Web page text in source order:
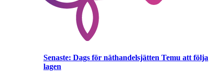
Senaste: Dags för näthandelsjätten Temu att följa
lagen